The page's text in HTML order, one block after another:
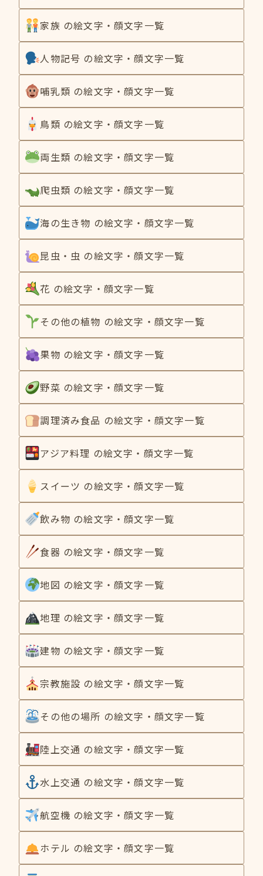
家族 の絵文字・顔文字一覧
人物記号 の絵文字・顔文字一覧
哺乳類 の絵文字・顔文字一覧
鳥類 の絵文字・顔文字一覧
両生類 の絵文字・顔文字一覧
爬虫類 の絵文字・顔文字一覧
海の生き物 の絵文字・顔文字一覧
昆虫・虫 の絵文字・顔文字一覧
花 の絵文字・顔文字一覧
その他の植物 の絵文字・顔文字一覧
果物 の絵文字・顔文字一覧
野菜 の絵文字・顔文字一覧
調理済み食品 の絵文字・顔文字一覧
アジア料理 の絵文字・顔文字一覧
スイーツ の絵文字・顔文字一覧
飲み物 の絵文字・顔文字一覧
食器 の絵文字・顔文字一覧
地図 の絵文字・顔文字一覧
地理 の絵文字・顔文字一覧
建物 の絵文字・顔文字一覧
宗教施設 の絵文字・顔文字一覧
その他の場所 の絵文字・顔文字一覧
陸上交通 の絵文字・顔文字一覧
水上交通 の絵文字・顔文字一覧
航空機 の絵文字・顔文字一覧
ホテル の絵文字・顔文字一覧